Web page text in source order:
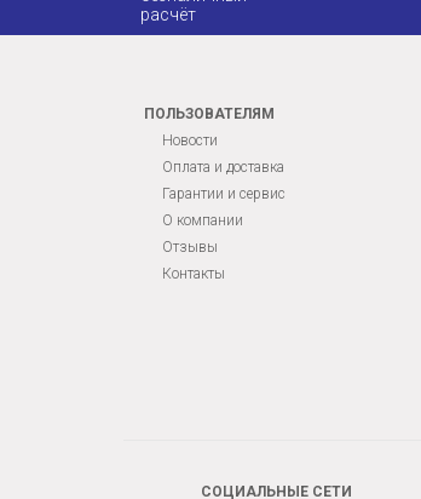
ПОЛЬЗОВАТЕЛЯМ
Новости
Оплата и доставка
Гарантии и сервис
О компании
Отзывы
Контакты
СОЦИАЛЬНЫЕ СЕТИ